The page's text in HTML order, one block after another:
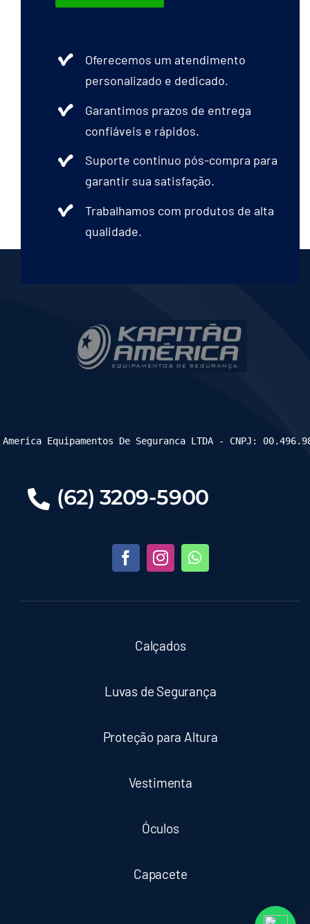
Oferecemos um atendimento
personalizado e dedicado.
Garantimos prazos de entrega
confiáveis e rápidos.
Suporte contínuo pós-compra para
garantir sua satisfação.
Trabalhamos com produtos de alta
qualidade.
(62) 3209-5900
Calçados
Luvas de Segurança
Proteção para Altura
Vestimenta
Óculos
Capacete
Equipamentos De Seguranca LTDA - CNPJ: